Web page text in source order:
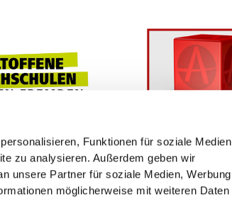
Funktionen für soziale Medien
zu analysieren. Außerdem geben wir
unsere Partner für soziale Medien, Werbung
möglicherweise mit weiteren Daten